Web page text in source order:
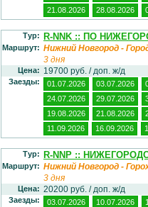
21.08.2026
28.08.2026
Тур: R-NNK :: ПО
Маршрут: Нижний Новгород -
3 дня
Цена: 19700 руб. / доп. ж/д
Заезды: 01.07.2026 03.07.2026
24.07.2026
29.07.2026
19.08.2026
21.08.2026
11.09.2026
16.09.2026
Тур: R-NNP ::
Маршрут: Нижний Новгород -
3 дня
Цена: 20200 руб. / доп. ж/д
Заезды: 03.07.2026 10.07.2026